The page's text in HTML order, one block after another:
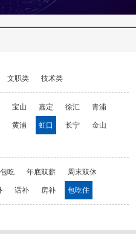
文职类 技术类
宝山 嘉定 徐汇 青浦
黄浦 虹口 长宁 金山
包吃 年底双薪 周末双休
话补 房补 包吃住